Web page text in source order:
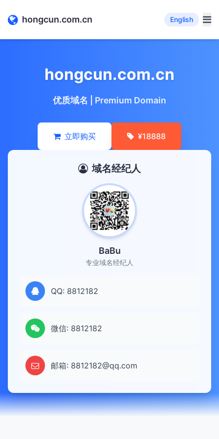
hongcun.com.cn English
hongcun.com.cn
优质域名 | Premium Domain
立即购买 ¥18888
域名经纪人
BaBu
专业域名经纪人
QQ: 8812182
微信: 8812182
邮箱: 8812182@qq.com